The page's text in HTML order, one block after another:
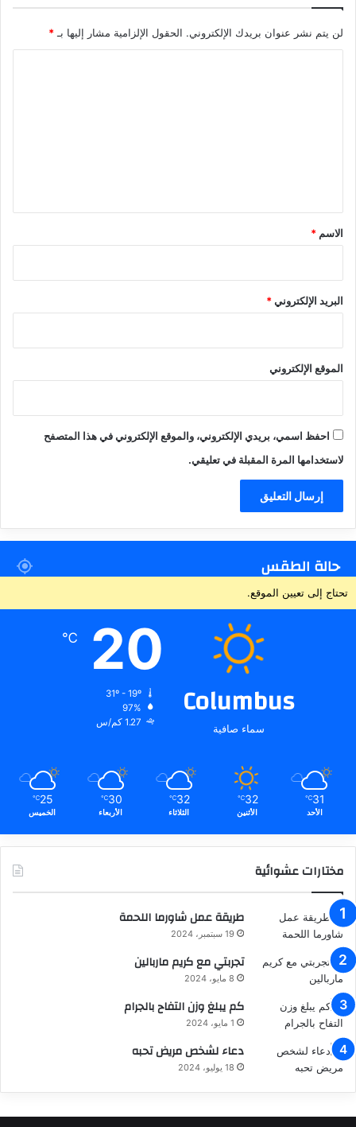
لن يتم نشر عنوان بريدك الإلكتروني. الحقول الإلزامية مشار إليها بـ *
*
الاسم *
البريد الإلكتروني*
الموقع الإلكتروني
احفظ اسمي، بريدي الإلكتروني، والموقع الإلكتروني في هذا المتصفح
لاستخدامها المرة المقبلة في تعليقي.
حالة الطقس
تحتاج إلى تعيين الموقع.
Columbus
سماء صافية
20
℃
97%
1.27 كم/س
31
℃
الأحد
32
℃
الأثنين
32
℃
الثلاثاء
30
℃
الأربعاء
25
℃
الخميس
مختارات عشوائية
طريقة عمل شاورما اللحمة
19 سبتمبر، 2024
تجربتي مع كريم ماربالين
8 مايو، 2024
كم يبلغ وزن التفاح بالجرام
1 مايو، 2024
دعاء لشخص مريض تحبه
18 يوليو، 2024